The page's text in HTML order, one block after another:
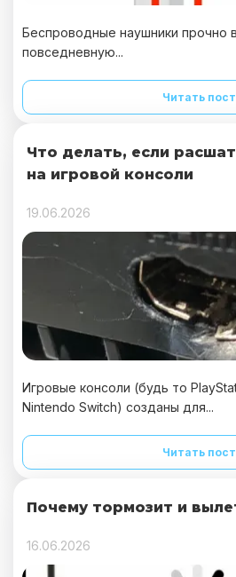
Беспроводные наушники прочно
повседневную...
Читать пост
Что делать, если
на игровой консоли
19.06.2026
Игровые консоли (будь то
Nintendo Switch) созданы для...
Читать пост
Почему тормозит и
16.06.2026